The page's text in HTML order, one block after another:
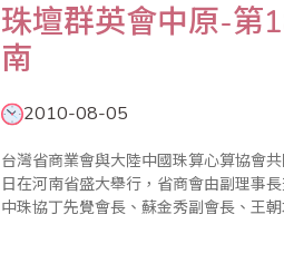
珠壇群英會中原-第
南
2010-08-05
台灣省商業會與大陸中國珠算心算協會
日在河南省盛大舉行，省商會由副理事
中珠協丁先覺會長、蘇金秀副會長、王